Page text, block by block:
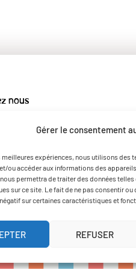
Gérer le consentement
expériences, nous utilisons des
ou accéder aux informations des
permettra de traiter des données
sur ce site. Le fait de ne pas consentir
sur certaines caractéristiques et
REFUSER
nous
de confidentialité